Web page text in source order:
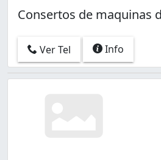
Consertos de maquinas
Ver Tel Info